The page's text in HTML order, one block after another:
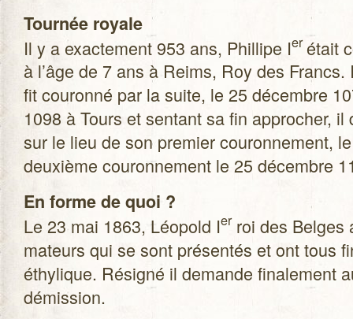
Tour­née royale
Il y a exac­te­ment 953 ans, Phil­lipe Ier était
à l’âge de 7 ans à Reims, Roy des
fit cou­ronné par la suite, le 25 décembre
1098 à Tours et sen­tant sa fin appro­cher,
sur le lieu de son pre­mier cou­ron­ne­ment,
deuxième cou­ron­ne­ment le 25 décembre
En forme de quoi ?
Le 23 mai 1863, Léo­pold Ierroi des Belges
ma­teurs qui se sont pré­sen­tés et ont tous
éthy­lique. Rési­gné il demande fina­le­ment
démission.